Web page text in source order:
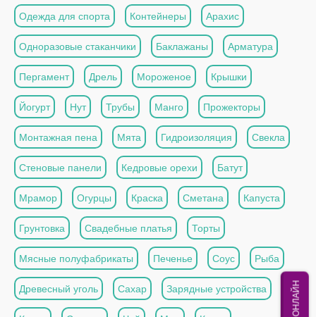
Одежда для спорта Контейнеры Арахис
Одноразовые стаканчики Баклажаны Арматура
Пергамент Дрель Мороженое Крышки
Йогурт Нут Трубы Манго Прожекторы
Монтажная пена Мята Гидроизоляция Свекла
Стеновые панели Кедровые орехи Батут
Мрамор Огурцы Краска Сметана Капуста
Грунтовка Свадебные платья Торты
Мясные полуфабрикаты Печенье Соус Рыба
Древесный уголь Сахар Зарядные устройства